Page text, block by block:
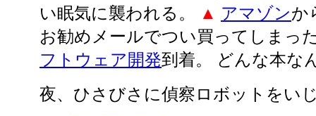
い眠気に襲われる。
▲ アマゾンか
お勧めメールでつい買ってしまっ
フトウェア開発到着。 どんな本な
夜、ひさびさに偵察ロボットをい